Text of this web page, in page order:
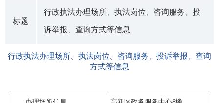
标题
行政执法办理场所、执法岗位、咨询服务、投
诉举报、查询方式等信息
行政执法办理场所、执法岗位、咨询服务、投诉举报、查询
方式等信息